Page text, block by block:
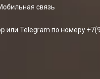
связь
или Telegram по номеру